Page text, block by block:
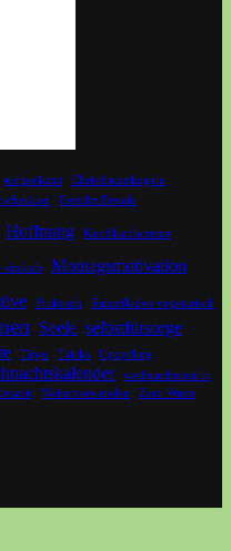
aufgeräumt Christbaumkugeln
Geteilte Freude
Hoffnung Knoblauchcreme
einfach Montagsmotivation
Praktisch Rahmfladen vegetarisch
Seele selbstfürsorge
Tipps Tricks Upcycling
weihnachtsmarkt
Weiterverwenden Zero Waste